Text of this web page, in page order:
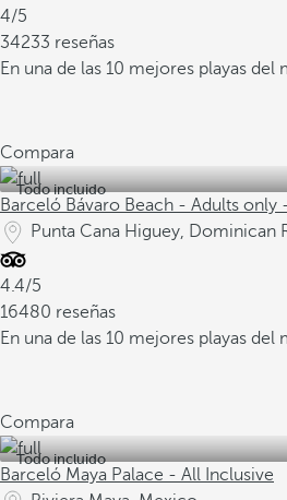
4/5
34233 reseñas
En una de las 10 mejores playas del
Compara
Todo incluido
Barceló Bávaro Beach - Adults only
Punta Cana Higuey, Dominican
4.4/5
16480 reseñas
En una de las 10 mejores playas del
Compara
Todo incluido
Barceló Maya Palace - All Inclusive